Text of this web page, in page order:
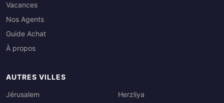
Vacances
Nos Agents
Guide Achat
À propos
AUTRES VILLES
Jérusalem
Herzliya